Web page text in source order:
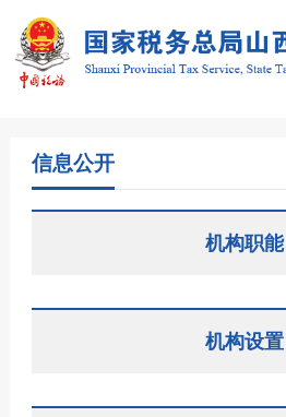
信息公开
机构职能
机构设置